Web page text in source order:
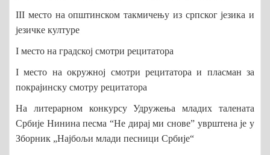
III место на општинском такмичењу из српског језика и
језичке културе
I место на градској смотри рецитатора
I место на окружној смотри рецитатора и пласман за
покрајинску смотру рецитатора
На литерарном конкурсу Удружења младих талената
Србије Нинина песма “Не дирај ми снове” уврштена је у
Зборник „Најбољи млади песници Србије“